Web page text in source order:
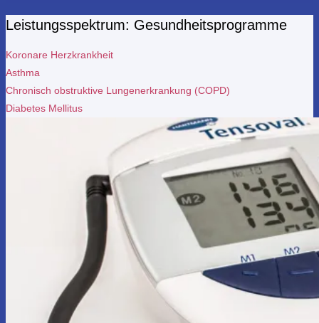
Leistungsspektrum: Gesundheitsprogramme
Koronare Herzkrankheit
Asthma
Chronisch obstruktive Lungenerkrankung (COPD)
Diabetes Mellitus